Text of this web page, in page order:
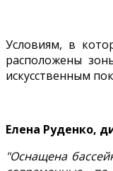
Условиям, в
расположены
искусственным
Елена Руденко,
"Оснащена